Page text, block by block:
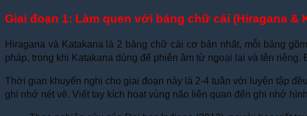
Giai đoạn 1: Làm quen với bảng chữ cái (Hiragana &
Hiragana và Katakana là 2 bảng chữ cái cơ bản nhất, mỗi bảng
pháp, trong khi Katakana dùng để phiên âm từ ngoại lai và tên
Thời gian khuyến nghị cho giai đoạn này là 2-4 tuần với luyện tập
ghi nhớ nét vẽ. Viết tay kích hoạt vùng não liên quan đến ghi nhớ